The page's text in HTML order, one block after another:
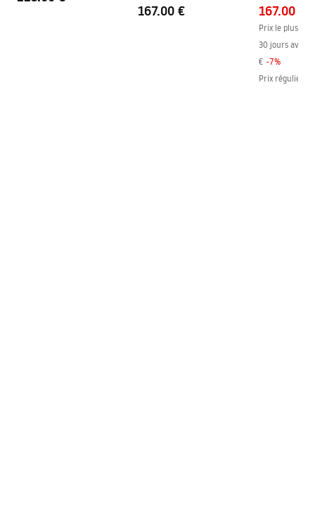
167.00 € 167.00 €
Prix le plus
30 jours avant
€ -7%
Prix régulier